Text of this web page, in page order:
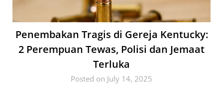
Penembakan Tragis di Gereja Kentucky:
2 Perempuan Tewas, Polisi dan Jemaat
Terluka
Posted on July 14, 2025